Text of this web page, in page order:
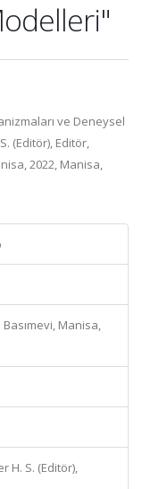
ve Deneysel
(Editör), Editör,
2022, Manisa,
Manisa,
H. S. (Editör),